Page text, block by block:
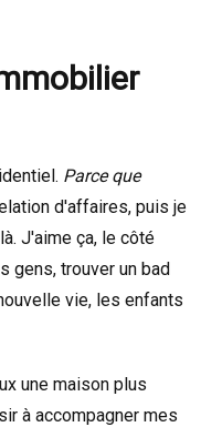
Parce que
d'affaires, puis je
J'aime ça, le côté
gens, trouver un bad
vie, les enfants
une maison plus
à accompagner mes